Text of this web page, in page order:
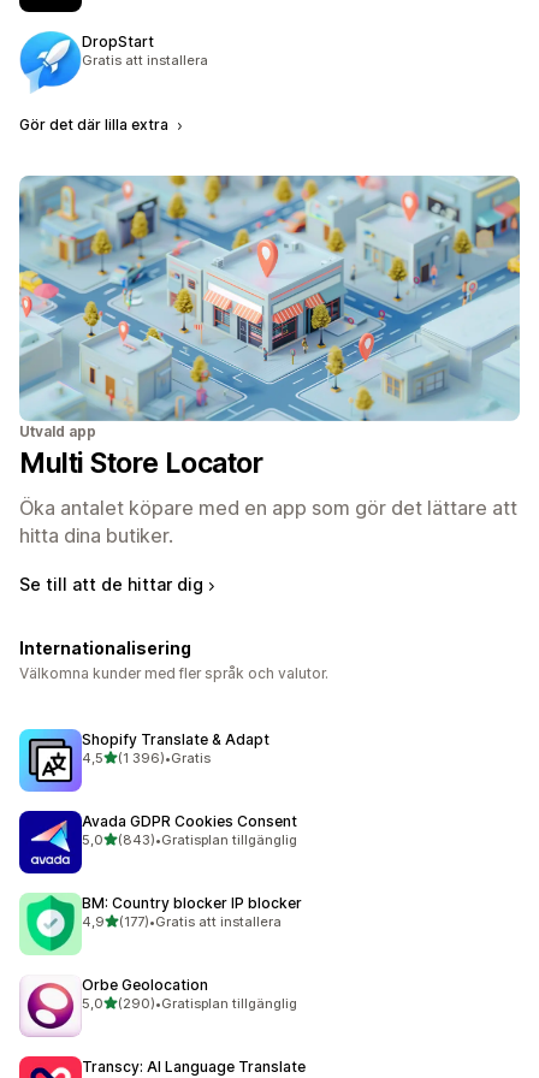
DropStart
Gratis att installera
Gör det där lilla extra
Utvald app
Multi Store Locator
Öka antalet köpare med en app som gör det lättare att
hitta dina butiker.
Se till att de hittar dig
Internationalisering
Välkomna kunder med fler språk och valutor.
Shopify Translate & Adapt
4,5av 5 stjärnor
(1 396)
1396 recensioner totalt
•Gratis
Avada GDPR Cookies Consent
5,0av 5 stjärnor
(843)
843 recensioner totalt
•Gratisplan tillgänglig
BM: Country blocker IP blocker
4,9av 5 stjärnor
(177)
177 recensioner totalt
•Gratis att installera
Orbe Geolocation
5,0av 5 stjärnor
(290)
290 recensioner totalt
•Gratisplan tillgänglig
Transcy: AI Language Translate